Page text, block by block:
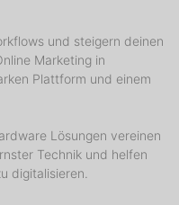
und steigern deinen
Marketing in
Plattform und einem
Lösungen vereinen
Technik und helfen
digitalisieren.